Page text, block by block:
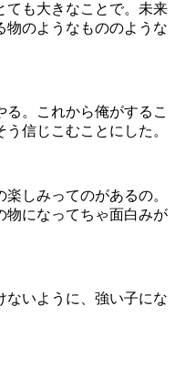
ても大きなことで。未来
物のようなもののような
る。これから俺がするこ
信じこむことにした。
しみってのがあるの。
物になってちゃ面白みが
ないように、強い子にな